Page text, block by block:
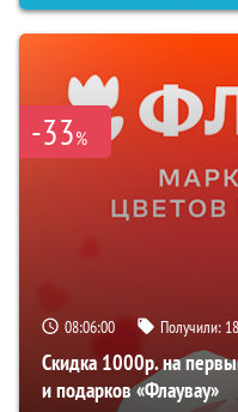
-33%
08:05:59 Получили: 18
Скидка 1000р. на
и подарков «Флаувау»